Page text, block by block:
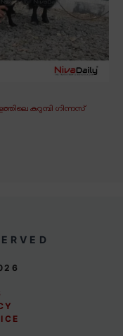
കറുമ്പി ഗിന്നസ്